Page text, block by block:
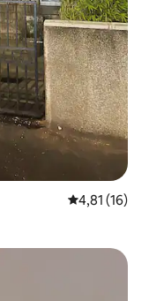
Priemerné
4,81 (16)